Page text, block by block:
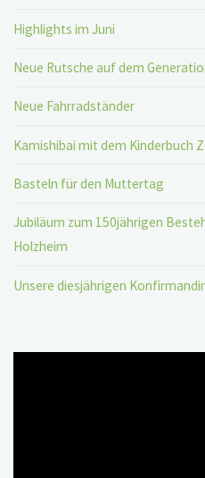
Highlights im Juni
Neue Rutsche auf dem
Neue Fahrradständer
Kamishibai mit dem Kinderbuch
Basteln für den Muttertag
Jubiläum zum 150jährigen
Holzheim
Unsere diesjährigen